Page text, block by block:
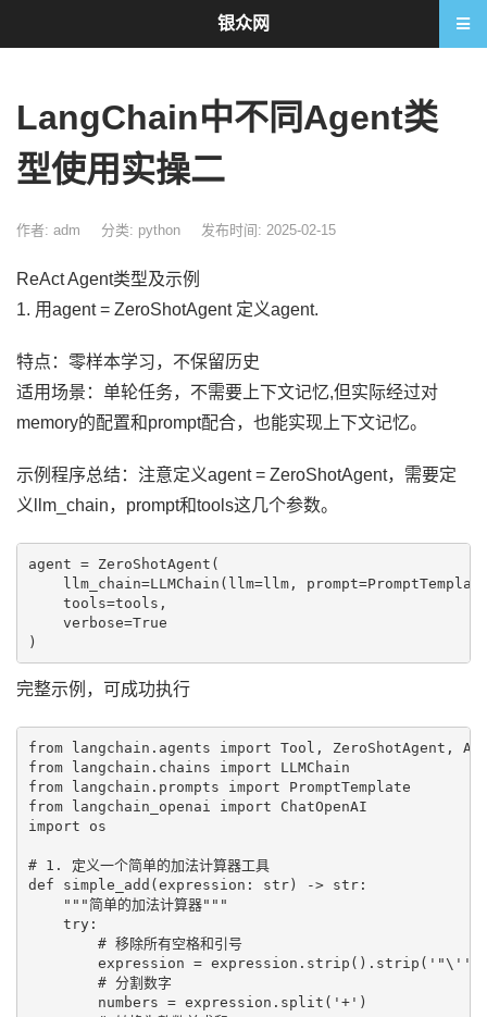
LangChain中不同Agent类
型使用实操二
作者: adm 分类: python 发布时间: 2025-02-15
ReAct Agent类型及示例
1. 用agent = ZeroShotAgent 定义agent.
特点：零样本学习，不保留历史
适用场景：单轮任务，不需要上下文记忆,但实际经过对
memory的配置和prompt配合，也能实现上下文记忆。
示例程序总结：注意定义agent = ZeroShotAgent，需要定
义llm_chain，prompt和tools这几个参数。
agent = ZeroShotAgent(
llm_chain=LLMChain(llm=llm,
    tools=tools,
    verbose=True
完整示例，可成功执行
from langchain.agents import Tool, ZeroShotAgent,
from langchain.chains import LLMChain
from langchain.prompts import PromptTemplate
from langchain_openai import ChatOpenAI
import os
# 1. 定义一个简单的加法计算器工具
def simple_add(expression: str) -> str:
    """简单的加法计算器"""
    try:
        # 移除所有空格和引号
        expression = expression.strip().strip('"\'')
        # 分割数字
        numbers = expression.split('+')
银众网